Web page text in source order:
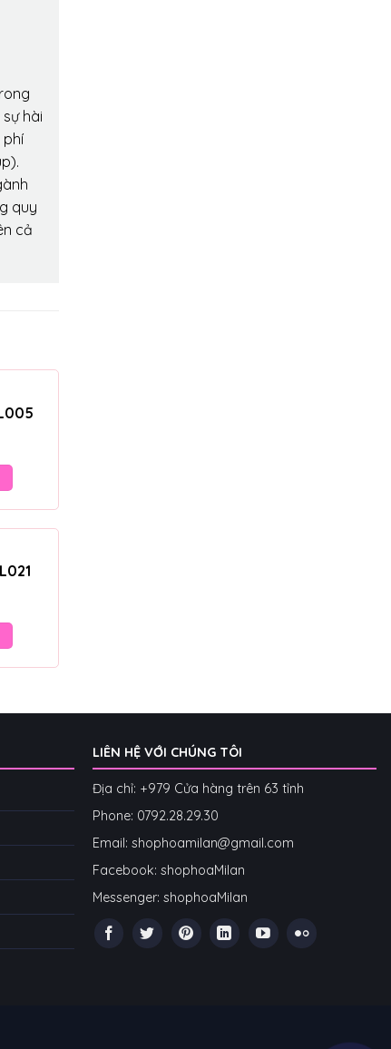
hài
phí
quy
cả
LIÊN HỆ VỚI CHÚNG TÔI
Địa chỉ: +979 Cửa hàng trên 63 tỉnh
Phone: 0792.28.29.30
Email: shophoamilan@gmail.com
Facebook: shophoaMilan
Messenger: shophoaMilan